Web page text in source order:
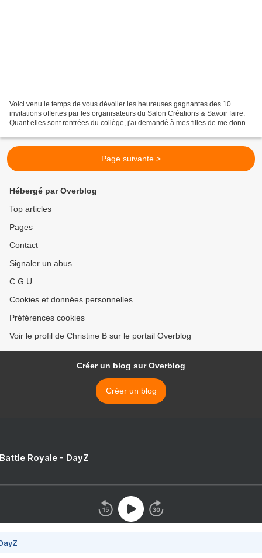
Voici venu le temps de vous dévoiler les heureuses gagnantes des 10
invitations offertes par les organisateurs du Salon Créations & Savoir faire.
Quant elles sont rentrées du collège, j'ai demandé à mes filles de me donner
Page suivante >
Hébergé par Overblog
Top articles
Pages
Contact
Signaler un abus
C.G.U.
Cookies et données personnelles
Préférences cookies
Voir le profil de Christine B sur le portail Overblog
Créer un blog sur Overblog
Créer un blog
Royale - DayZ